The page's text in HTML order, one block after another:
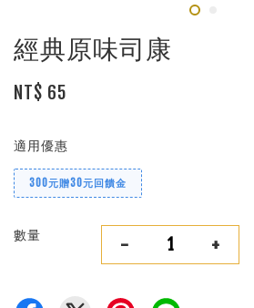
經典原味司康
NT$ 65
適用優惠
300元贈30元回饋金
數量 - +